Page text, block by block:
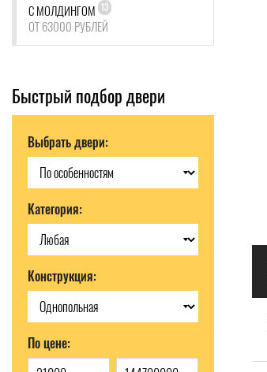
С МОЛДИНГОМ 13
ОТ 63000 РУБЛЕЙ
Быстрый подбор двери
Выбрать двери:
Категория:
Конструкция:
По цене: